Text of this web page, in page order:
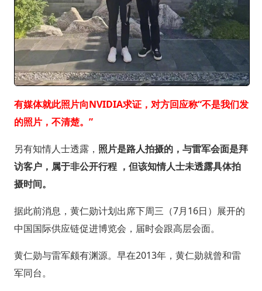
有媒体就此照片向NVIDIA求证，对方回应称“不是我们发
的照片，不清楚。”
另有知情人士透露， 照片是路人拍摄的，与雷军会面是拜
访客户，属于非公开行程 ，但该知情人士未透露具体拍
摄时间。
据此前消息，黄仁勋计划出席下周三（7月16日）展开的
中国国际供应链促进博览会，届时会跟高层会面。
黄仁勋与雷军颇有渊源。早在2013年，黄仁勋就曾和雷
军同台。